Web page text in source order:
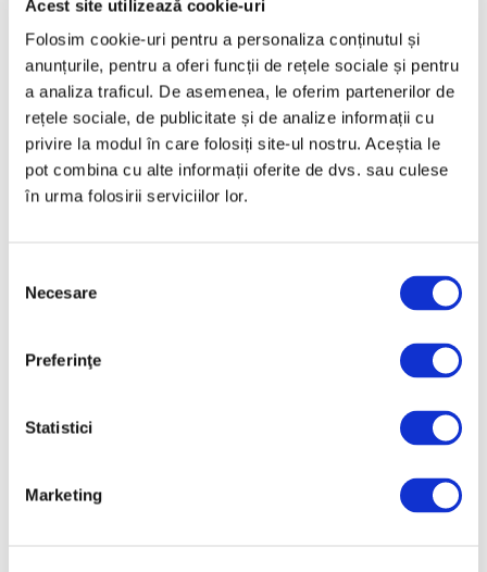
Acest site utilizează cookie-uri
Folosim cookie-uri pentru a personaliza conținutul și
anunțurile, pentru a oferi funcții de rețele sociale și pentru
a analiza traficul. De asemenea, le oferim partenerilor de
rețele sociale, de publicitate și de analize informații cu
privire la modul în care folosiți site-ul nostru. Aceștia le
pot combina cu alte informații oferite de dvs. sau culese
în urma folosirii serviciilor lor.
consimțământului
Necesare
Preferinţe
Statistici
Marketing
Ianuarie 2025
Decembrie 2024
Noiembrie 2024
Octombrie 2024
Septembrie 2024
Iunie 2024
Aprilie 2024